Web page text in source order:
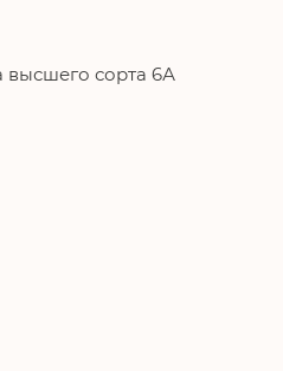
высшего сорта 6А